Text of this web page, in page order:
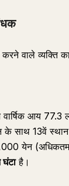
वाले व्यक्ति
वार्षिक आय
साथ 13वें स्थान
येन
है।